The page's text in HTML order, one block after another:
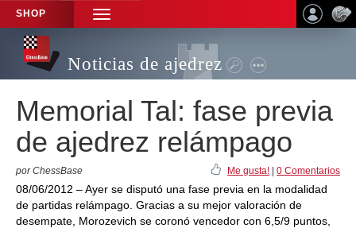
SHOP
TOGGLE
NAVIGATION
Noticias de ajedrez
Memorial Tal: fase previa
de ajedrez relámpago
por ChessBase Me gusta! 0 Comentarios
08/06/2012 – Ayer se disputó una fase previa en la modalidad
de partidas relámpago. Gracias a su mejor valoración de
desempate, Morozevich se coronó vencedor con 6,5/9 puntos,